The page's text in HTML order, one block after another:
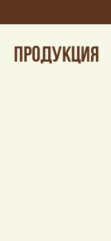
ПРОДУКЦИЯ